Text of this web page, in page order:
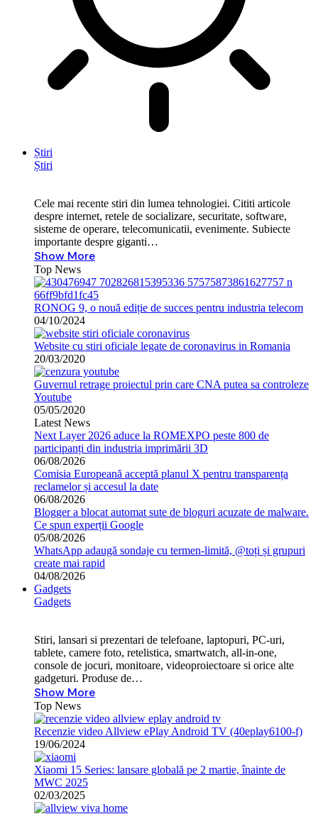
Știri
Știri
Cele mai recente stiri din lumea tehnologiei. Cititi articole
despre internet, retele de socializare, securitate, software,
sisteme de operare, telecomunicatii, evenimente. Subiecte
importante despre giganti…
Show More
Top News
RONOG 9, o nouă ediție de succes pentru industria telecom
04/10/2024
Website cu stiri oficiale legate de coronavirus in Romania
20/03/2020
Guvernul retrage proiectul prin care CNA putea sa controleze
Youtube
05/05/2020
Latest News
Next Layer 2026 aduce la ROMEXPO peste 800 de
participanți din industria imprimării 3D
06/08/2026
Comisia Europeană acceptă planul X pentru transparența
reclamelor și accesul la date
06/08/2026
Blogger a blocat automat sute de bloguri acuzate de malware.
Ce spun experții Google
05/08/2026
WhatsApp adaugă sondaje cu termen-limită, @toți și grupuri
create mai rapid
04/08/2026
Gadgets
Gadgets
Stiri, lansari si prezentari de telefoane, laptopuri, PC-uri,
tablete, camere foto, retelistica, smartwatch, all-in-one,
console de jocuri, monitoare, videoproiectoare si orice alte
gadgeturi. Produse de…
Show More
Top News
Recenzie video Allview ePlay Android TV (40eplay6100-f)
19/06/2024
Xiaomi 15 Series: lansare globală pe 2 martie, înainte de
MWC 2025
02/03/2025